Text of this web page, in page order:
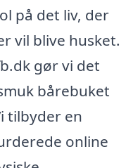
på det liv, der
vil blive husket.
gør vi det
bårebuket
tilbyder en
online